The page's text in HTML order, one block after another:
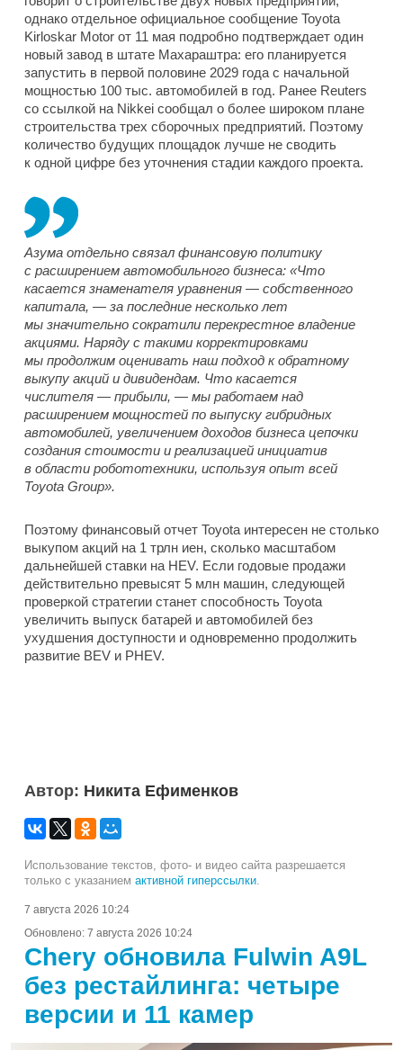
однако отдельное официальное сообщение Toyota
Kirloskar Motor от 11 мая подробно подтверждает один
новый завод в штате Махараштра: его планируется
запустить в первой половине 2029 года с начальной
мощностью 100 тыс. автомобилей в год. Ранее Reuters
со ссылкой на Nikkei сообщал о более широком плане
строительства трех сборочных предприятий. Поэтому
количество будущих площадок лучше не сводить
к одной цифре без уточнения стадии каждого проекта.
Азума отдельно связал финансовую политику
с расширением автомобильного бизнеса: «Что
касается знаменателя уравнения — собственного
капитала, — за последние несколько лет
мы значительно сократили перекрестное владение
акциями. Наряду с такими корректировками
мы продолжим оценивать наш подход к обратному
выкупу акций и дивидендам. Что касается
числителя — прибыли, — мы работаем над
расширением мощностей по выпуску гибридных
автомобилей, увеличением доходов бизнеса цепочки
создания стоимости и реализацией инициатив
в области робототехники, используя опыт всей
Toyota Group».
Поэтому финансовый отчет Toyota интересен не столько
выкупом акций на 1 трлн иен, сколько масштабом
дальнейшей ставки на HEV. Если годовые продажи
действительно превысят 5 млн машин, следующей
проверкой стратегии станет способность Toyota
увеличить выпуск батарей и автомобилей без
ухудшения доступности и одновременно продолжить
развитие BEV и PHEV.
Автор: Никита Ефименков
Использование текстов, фото- и видео сайта разрешается
только с указанием активной гиперссылки
7 августа 2026 10:24
Обновлено: 7 августа 2026 10:24
Chery обновила Fulwin A9L
без рестайлинга: четыре
версии и 11 камер